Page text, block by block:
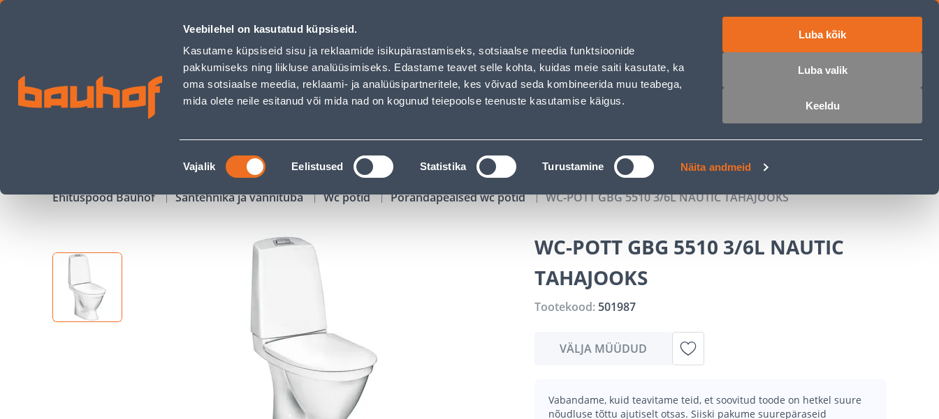
Veebilehel on kasutatud küpsiseid.
Kasutame küpsiseid sisu ja reklaamide isikupärastamiseks, sotsiaalse meedia funktsioonide
pakkumiseks ning liikluse analüüsimiseks. Edastame teavet selle kohta, kuidas meie saiti kasutate, ka
oma sotsiaalse meedia, reklaami- ja analüüsipartneritele, kes võivad seda kombineerida muu teabega,
mida olete neile esitanud või mida nad on kogunud teiepoolse teenuste kasutamise käigus.
Nõusoleku
valik
Vajalik Eelistused Statistika Turustamine Näita andmeid
Luba kõik
Luba valik
Keeldu
WC-POTT GBG 5510 3/6L NAUTIC TAHAJOOKS - Bauhof has loaded
Äriklienditeenindus Klienditeenindus Teenused Karjäärileht
OTSI Logi sisse
KAMPAANIAD KATALOOGID TÖÖRIISTALAENUTUS JÄRELMAKS
Ehituspood Bauhof Santehnika ja vannituba Wc potid Põrandapealsed wc potid WC-POTT GBG 5510 3/6L NAUTIC TAHAJOOKS
WC-POTT GBG 5510 3/6L NAUTIC
TAHAJOOKS
Tootekood: 501987
VÄLJA MÜÜDUD
Vabandame, kuid teavitame teid, et soovitud toode on hetkel suure
nõudluse tõttu ajutiselt otsas. Siiski pakume suurepäraseid